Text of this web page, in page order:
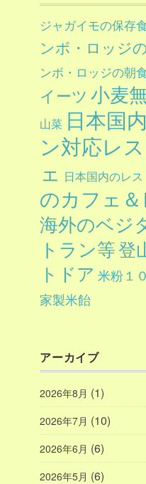
ジャガイモの保存
ンボ・ロッジ
ンボ・ロッジの朝
イーツ 小麦
山菜 日本国
ン対応レ
ェ 日本国内のレ
のカフェ
海外のベジ
トラン等登
トドア 米粉１
家製米飴
アーカイブ
2026年8月 (1)
2026年7月 (10)
2026年6月 (6)
2026年5月 (6)